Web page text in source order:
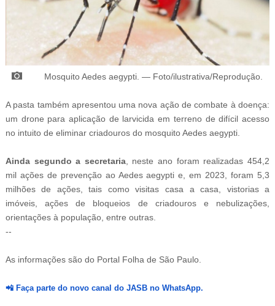
Mosquito Aedes aegypti. — Foto/ilustrativa/Reprodução.
A pasta também apresentou uma nova ação de combate à doença:
um drone para aplicação de larvicida em terreno de difícil acesso
no intuito de eliminar criadouros do mosquito Aedes aegypti.
Ainda segundo a secretaria, neste ano foram realizadas 454,2
mil ações de prevenção ao Aedes aegypti e, em 2023, foram 5,3
milhões de ações, tais como visitas casa a casa, vistorias a
imóveis, ações de bloqueios de criadouros e nebulizações,
orientações à população, entre outras.
--
As informações são do Portal Folha de São Paulo.
📲 Faça parte do novo canal do JASB no WhatsApp.